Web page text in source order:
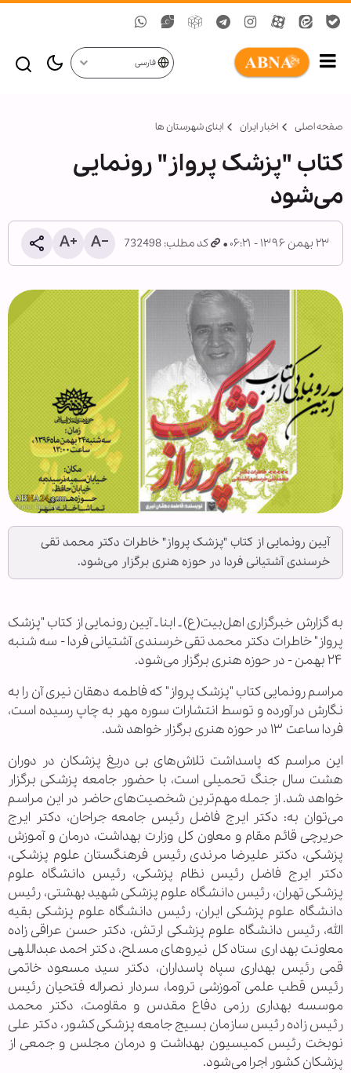
فارسی
صفحه اصلی اخبار ایران ابنای شهرستان ها
کتاب "پزشک پرواز" رونمایی
می‌شود
۲۳ بهمن ۱۳۹۶ - ۰۶:۲۱ کد مطلب: 732498
آیین رونمایی از کتاب "پزشک پرواز" خاطرات دکتر محمد تقی
خرسندی آشتیانی فردا در حوزه هنری برگزار می‌شود.
به گزارش خبرگزاری اهل‌بیت(ع) ـ ابنا ـ آیین رونمایی از کتاب "پزشک
پرواز" خاطرات دکتر محمد تقی خرسندی آشتیانی فردا - سه شنبه
۲۴ بهمن - در حوزه هنری برگزار می‌شود.
مراسم رونمایی کتاب "پزشک پرواز" که فاطمه دهقان نیری آن‌ را به
نگارش درآورده و توسط انتشارات سوره مهر به چاپ رسیده است،
فردا ساعت ۱۳ در حوزه هنری برگزار خواهد شد.
این مراسم که پاسداشت تلاش‌های بی دریغ پزشکان در دوران
هشت سال جنگ تحمیلی است، با حضور جامعه پزشکی برگزار
خواهد شد. از جمله مهم‌ترین شخصیت‌های حاضر در این مراسم
می‌توان به: دکتر ایرج فاضل رئیس جامعه جراحان، دکتر ایرج
حریرچی قائم مقام و معاون کل وزارت بهداشت، درمان و آموزش
پزشکی، دکتر علیرضا مرندی رئیس فرهنگستان علوم پزشکی،
دکتر ایرج فاضل رئیس نظام پزشکی، رئیس دانشگاه علوم
پزشکی تهران، رئیس دانشگاه علوم پزشکی شهید بهشتی، رئیس
دانشگاه علوم پزشکی ایران، رئیس دانشگاه علوم پزشکی بقیه
الله، رئیس دانشگاه علوم پزشکی ارتش، دکتر حسن عراقی زاده
معاونت بهداری ستاد کل نیروهای مسلح، دکتر احمد عبداللهی
قمی رئیس بهداری سپاه پاسداران، دکتر سید مسعود خاتمی
رئیس قطب علمی آموزشی تروما، سردار نصراله فتحیان رئیس
موسسه بهداری رزمی دفاع مقدس و مقاومت، دکتر محمد
رئیس زاده رئیس سازمان بسیج جامعه پزشکی کشور، دکتر علی
نوبخت رئیس کمیسیون بهداشت و درمان مجلس و جمعی از
پزشکان کشور اجرا می‌شود.